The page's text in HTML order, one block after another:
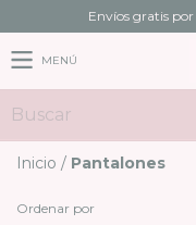
Envíos gratis
MENÚ
Inicio / Pantalones
Ordenar por